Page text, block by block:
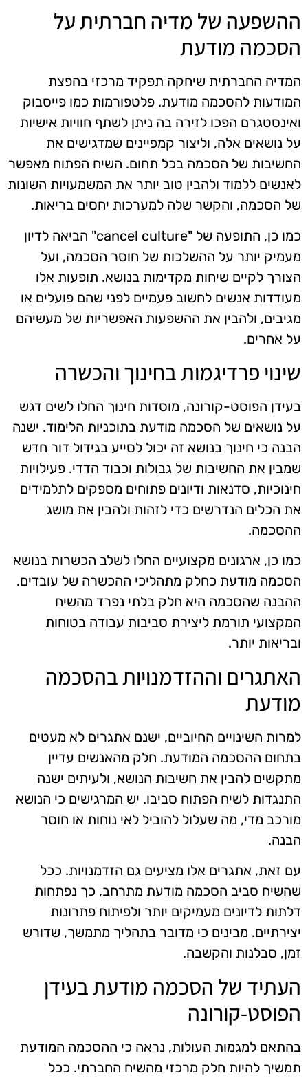
ההשפעה של מדיה חברתית על
הסכמה מודעת
המדיה החברתית שיחקה תפקיד מרכזי בהפצת
המודעות להסכמה מודעת. פלטפורמות כמו פייסבוק
ואינסטגרם הפכו לזירה בה ניתן לשתף חוויות אישיות
על נושאים אלה, וליצור קמפיינים שמדגישים את
החשיבות של הסכמה בכל תחום. השיח הפתוח מאפשר
לאנשים ללמוד ולהבין טוב יותר את המשמעויות השונות
של הסכמה, והקשר שלה למערכות יחסים בריאות.
כמו כן, התופעה של "cancel culture" הביאה לדיון
מעמיק יותר על ההשלכות של חוסר הסכמה, ועל
הצורך לקיים שיחות מקדימות בנושא. תופעות אלו
מעודדות אנשים לחשוב פעמיים לפני שהם פועלים או
מגיבים, ולהבין את ההשפעות האפשריות של מעשיהם
על אחרים.
שינוי פרדיגמות בחינוך והכשרה
בעידן הפוסט-קורונה, מוסדות חינוך החלו לשים דגש
על נושאים של הסכמה מודעת בתוכניות הלימוד. ישנה
הבנה כי חינוך בנושא זה יכול לסייע בגידול דור חדש
שמבין את החשיבות של גבולות וכבוד הדדי. פעילויות
חינוכיות, סדנאות ודיונים פתוחים מספקים לתלמידים
את הכלים הנדרשים כדי לזהות ולהבין את מושג
ההסכמה.
כמו כן, ארגונים מקצועיים החלו לשלב הכשרות בנושא
הסכמה מודעת כחלק מתהליכי ההכשרה של עובדים.
ההבנה שהסכמה היא חלק בלתי נפרד מהשיח
המקצועי תורמת ליצירת סביבות עבודה בטוחות
ובריאות יותר.
האתגרים וההזדמנויות בהסכמה
מודעת
למרות השינויים החיוביים, ישנם אתגרים לא מעטים
בתחום ההסכמה המודעת. חלק מהאנשים עדיין
מתקשים להבין את חשיבות הנושא, ולעיתים ישנה
התנגדות לשיח הפתוח סביבו. יש המרגישים כי הנושא
מורכב מדי, מה שעלול להוביל לאי נוחות או חוסר
הבנה.
עם זאת, אתגרים אלו מציעים גם הזדמנויות. ככל
שהשיח סביב הסכמה מודעת מתרחב, כך נפתחות
דלתות לדיונים מעמיקים יותר ולפיתוח פתרונות
יצירתיים. מבינים כי מדובר בתהליך מתמשך, שדורש
זמן, סבלנות והקשבה.
העתיד של הסכמה מודעת בעידן
הפוסט-קורונה
בהתאם למגמות העולות, נראה כי ההסכמה המודעת
תמשיך להיות חלק מרכזי מהשיח החברתי. ככל